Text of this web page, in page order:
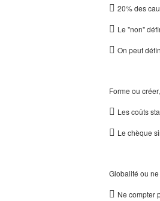
 20% des
 Le "non"
 On peut
Forme ou
 Les coûts
 Le chèque
Globalité ou
 Ne compter